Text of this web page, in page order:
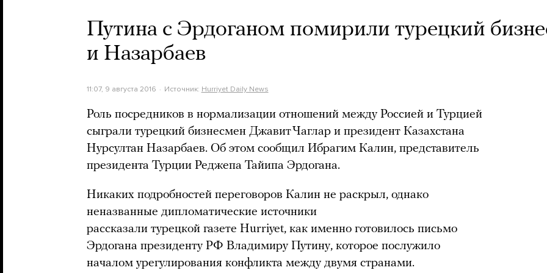
Путина с Эрдоганом помирили турецкий
и Назарбаев
11:07, 9 августа 2016 Источник: Hurriyet Daily News
Роль посредников в нормализации отношений между Россией и Турцией
сыграли турецкий бизнесмен Джавит Чаглар и президент Казахстана
Нурсултан Назарбаев. Об этом сообщил Ибрагим Калин, представитель
президента Турции Реджепа Тайипа Эрдогана.
Никаких подробностей переговоров Калин не раскрыл, однако
неназванные дипломатические источники
рассказали турецкой газете Hurriyet, как именно готовилось письмо
Эрдогана президенту РФ Владимиру Путину, которое послужило
началом урегулирования конфликта между двумя странами.